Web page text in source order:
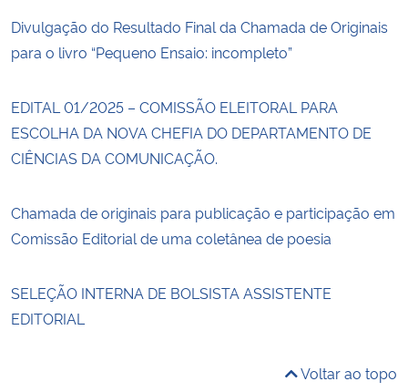
Divulgação do Resultado Final da Chamada de Originais
para o livro “Pequeno Ensaio: incompleto”
EDITAL 01/2025 – COMISSÃO ELEITORAL PARA
ESCOLHA DA NOVA CHEFIA DO DEPARTAMENTO DE
CIÊNCIAS DA COMUNICAÇÃO.
Chamada de originais para publicação e participação em
Comissão Editorial de uma coletânea de poesia
SELEÇÃO INTERNA DE BOLSISTA ASSISTENTE
EDITORIAL
Voltar ao topo